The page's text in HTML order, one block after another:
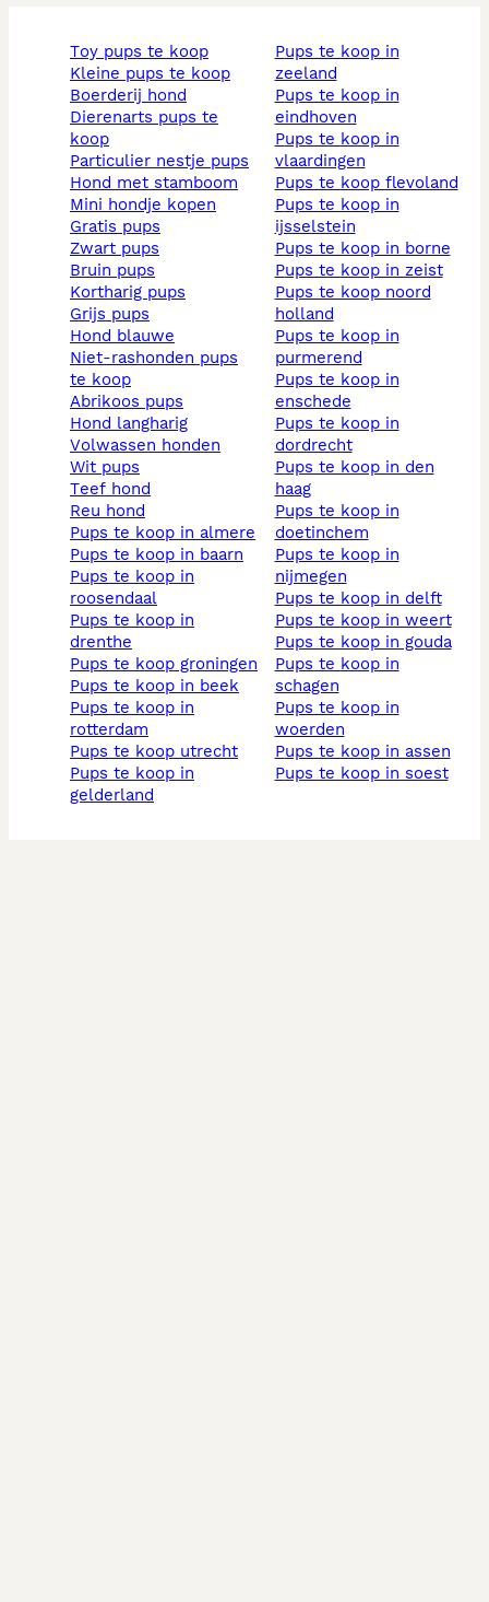
toy pups te koop
kleine pups te koop
boerderij hond
dierenarts pups te
koop
particulier nestje pups
hond met stamboom
mini hondje kopen
gratis pups
zwart pups
bruin pups
kortharig pups
grijs pups
hond blauwe
niet-rashonden pups
te koop
abrikoos pups
hond langharig
volwassen honden
wit pups
teef hond
reu hond
pups te koop in almere
pups te koop in baarn
pups te koop in
roosendaal
pups te koop in
drenthe
pups te koop groningen
pups te koop in beek
pups te koop in
rotterdam
pups te koop utrecht
pups te koop in
gelderland
pups te koop in
zeeland
pups te koop in
eindhoven
pups te koop in
vlaardingen
pups te koop flevoland
pups te koop in
ijsselstein
pups te koop in borne
pups te koop in zeist
pups te koop noord
holland
pups te koop in
purmerend
pups te koop in
enschede
pups te koop in
dordrecht
pups te koop in den
haag
pups te koop in
doetinchem
pups te koop in
nijmegen
pups te koop in delft
pups te koop in weert
pups te koop in gouda
pups te koop in
schagen
pups te koop in
woerden
pups te koop in assen
pups te koop in soest